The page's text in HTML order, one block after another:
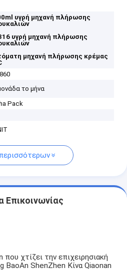
υγρή μηχανή πλήρωσης
υγρή μηχανή πλήρωσης
μηχανή πλήρωσης κρέμας
το μήνα
Pack
Επικοινωνίας
χτίζει την επιχειρησιακή
BaoAn ShenZhen Κίνα Qiaonan